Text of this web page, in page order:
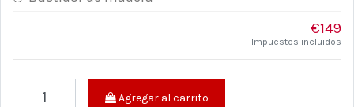
€149
Impuestos incluidos
Agregar al carrito